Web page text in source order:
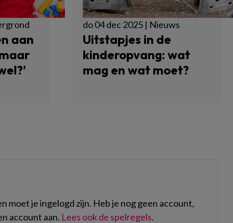
aan
do 04 dec 2025 | Nieuws
Uitstapjes in de
kinderopvang: wat
mag en wat moet?
moet je ingelogd zijn. Heb je nog geen account,
account aan. Lees ook de spelregels.